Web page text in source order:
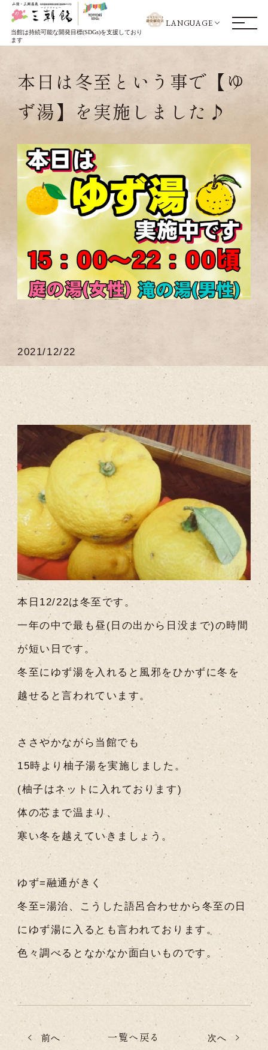
当館は持続可能な開発目標(SDGs)を支援しており
ます
LANGUAGE
本日は冬至という事で【ゆ
ず湯】を実施しました♪
2021/12/22
本日12/22は冬至です。
一年の中で最も昼(日の出から日没まで)の時間
が短い日です。
冬至にゆず湯を入れると風邪をひかずに冬を
越せると言われています。
ささやかながら当館でも
15時より柚子湯を実施しました。
(柚子はネットに入れております)
体の芯まで温まり、
寒い冬を越えていきましょう。
ゆず=融通がきく
冬至=湯治、こうした語呂合わせから冬至の日
にゆず湯に入るとも言われております。
色々調べるとなかなか面白いものです。
前へ 一覧へ戻る 次へ